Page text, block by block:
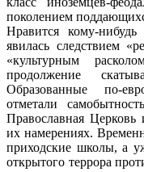
поколением
Нравится кому-
явилась следствием
«культурным
продолжение
Образованные по-
отметали
Православная Церковь
их намерениях.
приходские школы, а
открытого террора